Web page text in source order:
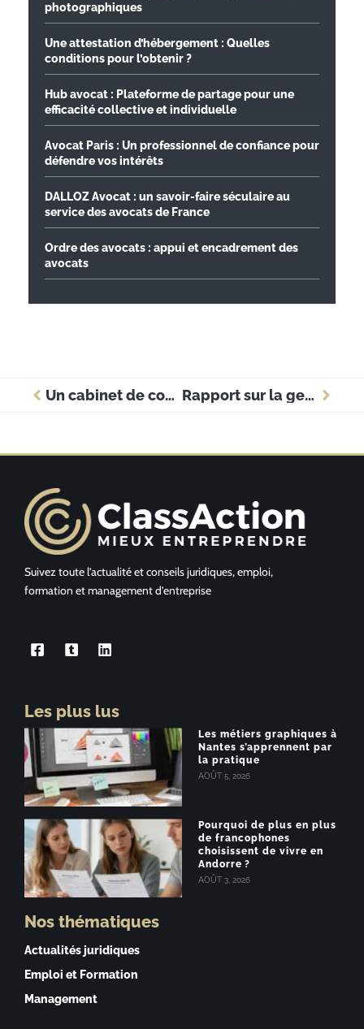
photographiques
Une attestation d’hébergement : Quelles
conditions pour l’obtenir ?
Hub avocat : Plateforme de partage pour une
efficacité collective et individuelle
Avocat Paris : Un professionnel de confiance pour
défendre vos intérêts
DALLOZ Avocat : un savoir-faire séculaire au
service des avocats de France
Ordre des avocats : appui et encadrement des
avocats
Un cabinet de conseil pour gagner en expertise Rapport sur la gestion des performances 2020
Suivez toute l’actualité et conseils juridiques, emploi,
formation et management d’entreprise
Les plus lus
Les métiers graphiques à
Nantes s’apprennent par
la pratique
AOÛT 5, 2026
Pourquoi de plus en plus
de francophones
choisissent de vivre en
Andorre ?
AOÛT 3, 2026
Nos thématiques
Actualités juridiques
Emploi et Formation
Management